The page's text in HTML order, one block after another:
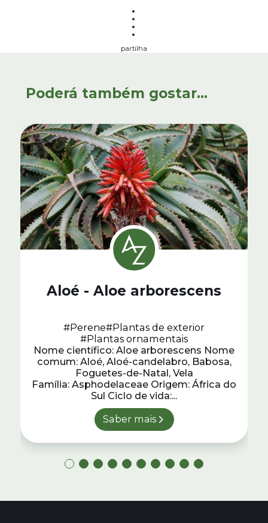
partilha
Poderá também gostar...
Aloé - Aloe arborescens
#Perene#Plantas de exterior
#Plantas ornamentais
Nome científico: Aloe arborescens Nome
comum: Aloé, Aloé-candelabro, Babosa,
Foguetes-de-Natal, Vela
Família: Asphodelaceae Origem: África do
Sul Ciclo de vida:...
Saber mais